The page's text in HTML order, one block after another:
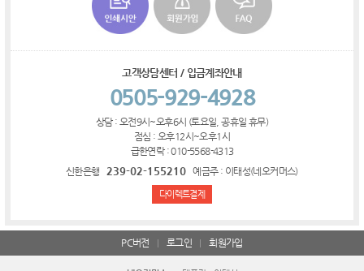
고객상담센터 / 입금계좌안내
0505-929-4928
상담 : 오전9시~오후6시 (토요일, 공휴일 휴무)
점심 : 오후12시~오후1시
급한연락 : 010-5568-4313
신한은행
239-02-155210 예금주 : 이태성(네오커머스)
다이렉트결제
PC버전 로그인 회원가입